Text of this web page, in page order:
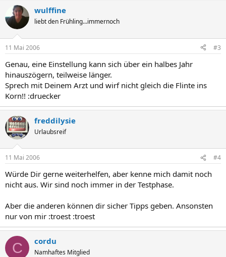
wulffine
liebt den Frühling...immernoch
11 Mai 2006 #3
Genau, eine Einstellung kann sich über ein halbes Jahr
hinauszögern, teilweise länger.
Sprech mit Deinem Arzt und wirf nicht gleich die Flinte ins
Korn!! :druecker
freddilysie
Urlaubsreif
11 Mai 2006 #4
Würde Dir gerne weiterhelfen, aber kenne mich damit noch
nicht aus. Wir sind noch immer in der Testphase.
Aber die anderen können dir sicher Tipps geben. Ansonsten
nur von mir :troest :troest
C cordu
Namhaftes Mitglied